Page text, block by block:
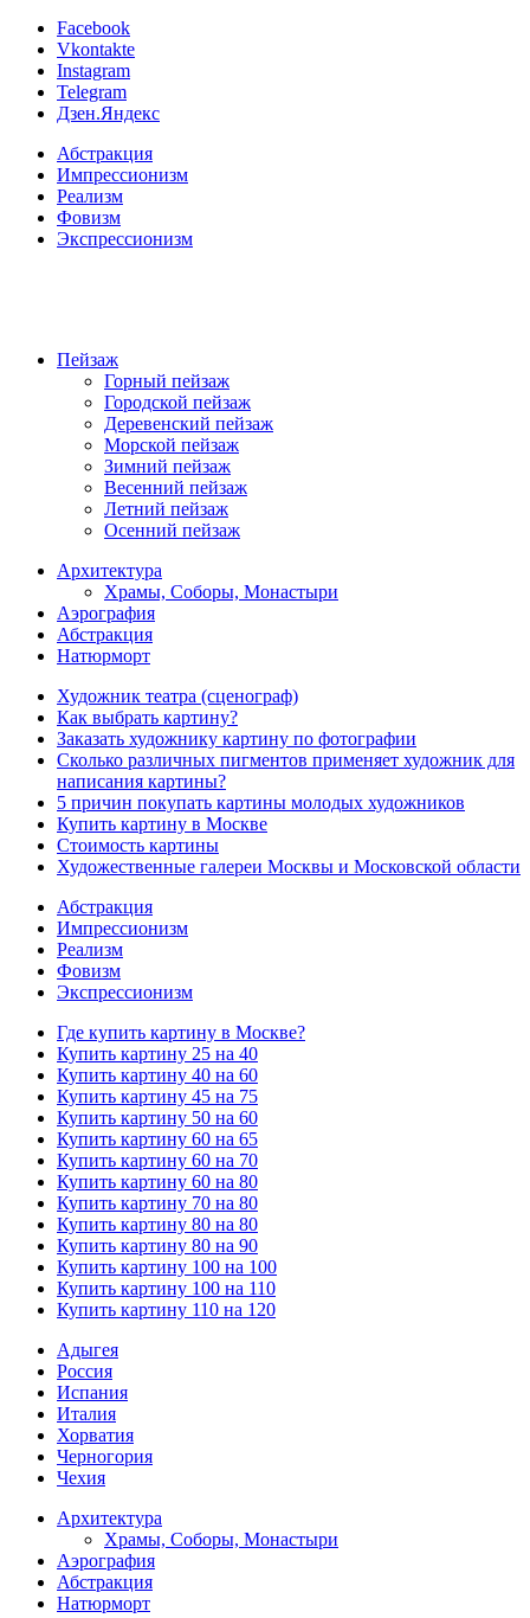
Facebook
Vkontakte
Instagram
Telegram
Дзен.Яндекс
Абстракция
Импрессионизм
Реализм
Фовизм
Экспрессионизм
Пейзаж
Горный пейзаж
Городской пейзаж
Деревенский пейзаж
Морской пейзаж
Зимний пейзаж
Весенний пейзаж
Летний пейзаж
Осенний пейзаж
Архитектура
Храмы, Соборы, Монастыри
Аэрография
Абстракция
Натюрморт
Художник театра (сценограф)
Как выбрать картину?
Заказать художнику картину по фотографии
Сколько различных пигментов применяет художник для
написания картины?
5 причин покупать картины молодых художников
Купить картину в Москве
Стоимость картины
Художественные галереи Москвы и Московской области
Абстракция
Импрессионизм
Реализм
Фовизм
Экспрессионизм
Где купить картину в Москве?
Купить картину 25 на 40
Купить картину 40 на 60
Купить картину 45 на 75
Купить картину 50 на 60
Купить картину 60 на 65
Купить картину 60 на 70
Купить картину 60 на 80
Купить картину 70 на 80
Купить картину 80 на 80
Купить картину 80 на 90
Купить картину 100 на 100
Купить картину 100 на 110
Купить картину 110 на 120
Адыгея
Россия
Испания
Италия
Хорватия
Черногория
Чехия
Архитектура
Храмы, Соборы, Монастыри
Аэрография
Абстракция
Натюрморт